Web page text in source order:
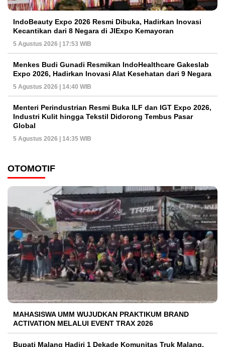
IndoBeauty Expo 2026 Resmi Dibuka, Hadirkan Inovasi
Kecantikan dari 8 Negara di JIExpo Kemayoran
5 Agustus 2026 | 17:53 WIB
Menkes Budi Gunadi Resmikan IndoHealthcare Gakeslab
Expo 2026, Hadirkan Inovasi Alat Kesehatan dari 9 Negara
5 Agustus 2026 | 14:40 WIB
Menteri Perindustrian Resmi Buka ILF dan IGT Expo 2026,
Industri Kulit hingga Tekstil Didorong Tembus Pasar
Global
5 Agustus 2026 | 14:35 WIB
OTOMOTIF
MAHASISWA UMM WUJUDKAN PRAKTIKUM BRAND
ACTIVATION MELALUI EVENT TRAX 2026
Bupati Malang Hadiri 1 Dekade Komunitas Truk Malang,